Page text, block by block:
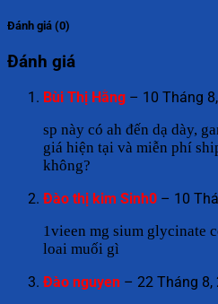
Đánh giá (0)
Đánh giá
Bùi Thị Hằng – 10 Tháng
sp này có ah đến dạ dày,
giá hiện tại và miễn phí
không?
Đào thị kim Sinh0 – 10
1vieen mg sium glycinate
loai muối gì
Đào nguyen – 22 Tháng 8,